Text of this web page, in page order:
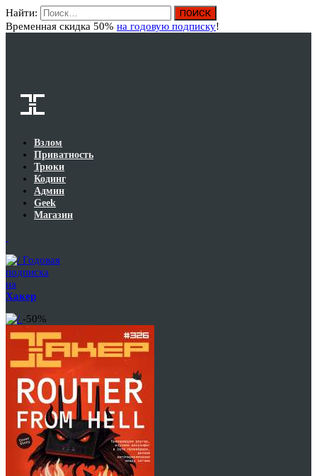
Найти:
Временная скидка 50% на годовую подписку!
Взлом
Приватность
Трюки
Кодинг
Админ
Geek
Магазин
Годовая
подписка
на
Хакер
-50%